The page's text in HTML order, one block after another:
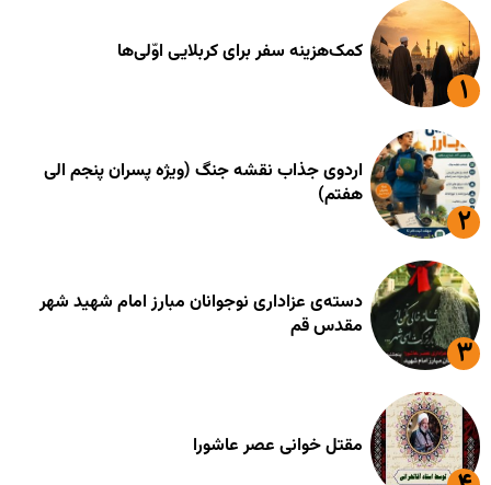
کمک‌هزینه سفر برای کربلایی اوّلی‌ها
اردوی جذاب نقشه جنگ (ویژه پسران پنجم الی
هفتم)
دسته‌ی عزاداری نوجوانان مبارز امام شهید شهر
مقدس قم
مقتل خوانی عصر عاشورا